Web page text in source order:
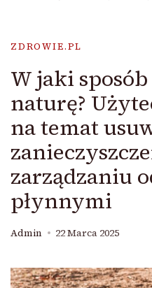
ZDROWIE.PL
W jaki
naturę?
na temat
zarządzaniu
płynnymi
Admin 22 Marca 2025